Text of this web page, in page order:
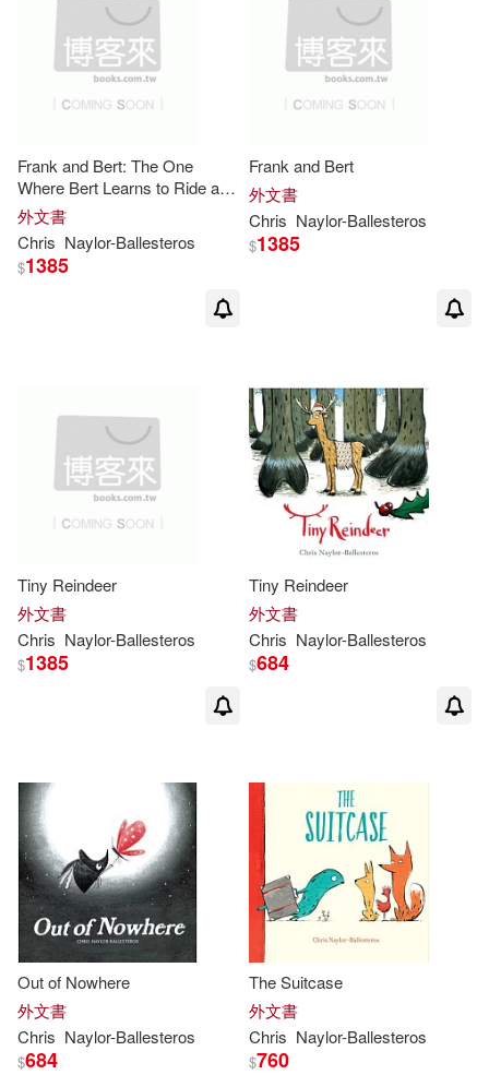
Frank and Bert: The One
Where Bert Learns to Ride a
Bike
外文書
Chris Naylor-Ballesteros
$1385
Frank and Bert
外文書
Chris Naylor-Ballesteros
$1385
Tiny Reindeer
外文書
Chris Naylor-Ballesteros
$1385
Tiny Reindeer
外文書
Chris Naylor-Ballesteros
$684
Out of Nowhere
外文書
Chris Naylor-Ballesteros
$684
The Suitcase
外文書
Chris Naylor-Ballesteros
$760